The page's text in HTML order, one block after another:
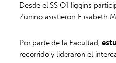
Desde el SS O’Higgins
Zunino asistieron Elisabeth
Por parte de la Facultad,
recorrido y lideraron el